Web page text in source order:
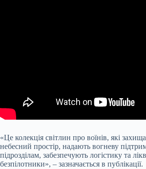
«Це колекція світлин про воїнів, які
небесний простір, надають вогневу
підрозділам, забезпечують логістику та
безпілотники», – зазначається в публікації.